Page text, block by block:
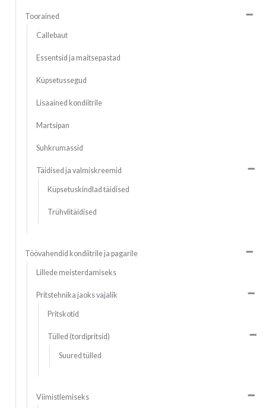
Toorained
Callebaut
Essentsid ja maitsepastad
Küpsetussegud
Lisaained kondiitrile
Martsipan
Suhkrumassid
Täidised ja valmiskreemid
Küpsetuskindlad täidised
Trühvlitäidised
Töövahendid kondiitrile ja pagarile
Lillede meisterdamiseks
Pritstehnika jaoks vajalik
Pritskotid
Tülled (tordipritsid)
Suured tülled
Viimistlemiseks